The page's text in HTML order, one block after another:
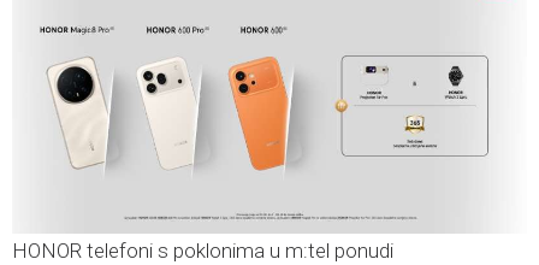
HONOR telefoni s poklonima u m:tel ponudi